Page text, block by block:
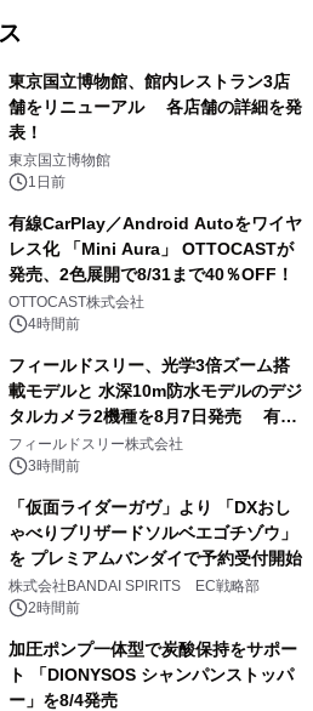
東京国立博物館、館内レストラン3店
舗をリニューアル 各店舗の詳細を発
表！
東京国立博物館
1日前
有線CarPlay／Android Autoをワイヤ
レス化 「Mini Aura」 OTTOCASTが
発売、2色展開で8/31まで40％OFF！
OTTOCAST株式会社
4時間前
フィールドスリー、光学3倍ズーム搭
載モデルと 水深10m防水モデルのデジ
タルカメラ2機種を8月7日発売 有効
約1300万画素、用途別に選べるコンデ
ジ新登場
フィールドスリー株式会社
3時間前
「仮面ライダーガヴ」より 「DXおし
ゃべりブリザードソルベエゴチゾウ」
を プレミアムバンダイで予約受付開始
株式会社BANDAI SPIRITS EC戦略部
2時間前
加圧ポンプ一体型で炭酸保持をサポー
ト 「DIONYSOS シャンパンストッパ
ー」を8/4発売